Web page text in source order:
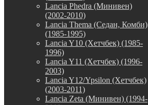
Lancia Phedra (Минивен)
(2002-2010)
Lancia Thema (Седан, Комби)
(1985-1995)
Lancia Y10 (Хетчбек) (1985-
1996)
Lancia Y11 (Хетчбек) (1996-
2003)
Lancia Y12/Ypsilon (Хетчбек)
(2003-2011)
Lancia Zeta (Минивен) (1994-